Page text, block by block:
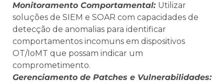
Monitoramento Comportamental: Utilizar
soluções de SIEM e SOAR com capacidades de
detecção de anomalias para identificar
comportamentos incomuns em dispositivos
OT/IoMT que possam indicar um
comprometimento.
Gerenciamento de Patches e Vulnerabilidades: